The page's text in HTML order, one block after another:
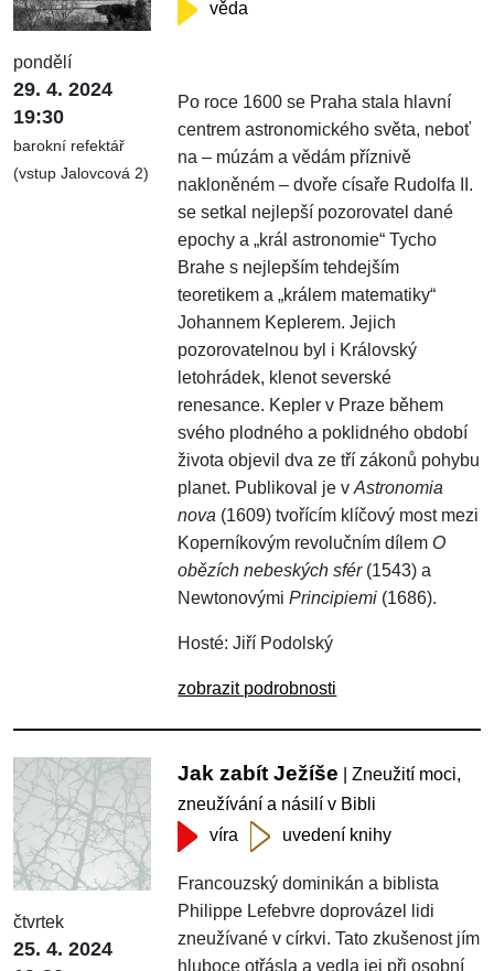
pondělí
29. 4. 2024
19:30
barokní refektář
(vstup Jalovcová 2)
věda
Po roce 1600 se Praha stala hlavní
centrem astronomického světa, neboť
na – múzám a vědám příznivě
nakloněném – dvoře císaře Rudolfa II.
se setkal nejlepší pozorovatel dané
epochy a „král astronomie“ Tycho
Brahe s nejlepším tehdejším
teoretikem a „králem matematiky“
Johannem Keplerem. Jejich
pozorovatelnou byl i Královský
letohrádek, klenot severské
renesance. Kepler v Praze během
svého plodného a poklidného období
života objevil dva ze tří zákonů pohybu
planet. Publikoval je vAstronomia
nova (1609) tvořícím klíčový most mezi
Koperníkovým revolučním dílem O
obězích nebeských sfér(1543) a
NewtonovýmiPrincipiemi (1686).
Hosté: Jiří Podolský
zobrazit podrobnosti
čtvrtek
25. 4. 2024
Jak zabít Ježíše | Zneužití moci,
zneužívání a násilí v Bibli
víra
uvedení knihy
Francouzský dominikán a biblista
Philippe Lefebvre doprovázel lidi
zneužívané v církvi. Tato zkušenost jím
hluboce otřásla a vedla jej při osobní